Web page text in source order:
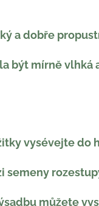
a dobře
být mírně vlhká
vysévejte do
semeny
můžete